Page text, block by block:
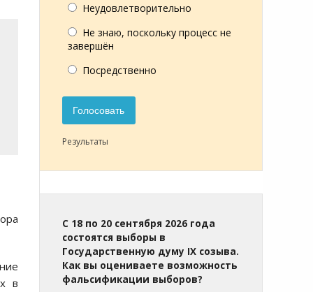
в
Неудовлетворительно
Не знаю, поскольку процесс не
завершён
Посредственно
Голосовать
Результаты
С 18 по 20 сентября 2026 года
состоятся выборы в
Государственную думу IX созыва.
Как вы оцениваете возможность
фальсификации выборов?